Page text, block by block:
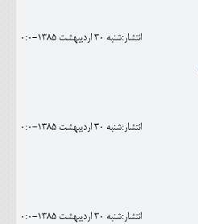
انتشار:شنبه 30 ارديبهشت 1385-0:0
انتشار:شنبه 30 ارديبهشت 1385-0:0
انتشار:شنبه 30 ارديبهشت 1385-0:0